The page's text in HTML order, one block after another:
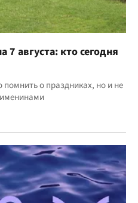
августа: кто сегодня
помнить о праздниках, но и не